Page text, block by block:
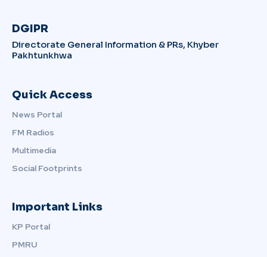
DGIPR
Directorate General Information & PRs, Khyber
Pakhtunkhwa
Quick Access
News Portal
FM Radios
Multimedia
Social Footprints
Important Links
KP Portal
PMRU